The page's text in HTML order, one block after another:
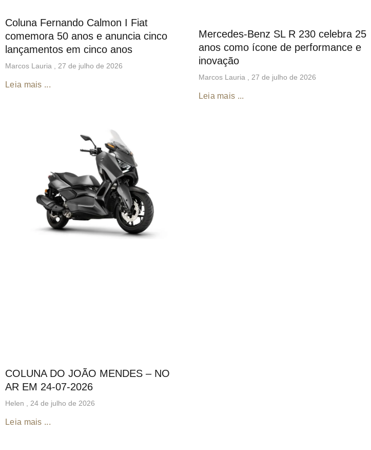
Coluna Fernando Calmon I Fiat
comemora 50 anos e anuncia cinco
lançamentos em cinco anos
Marcos Lauria 27 de julho de 2026
Leia mais ...
Mercedes-Benz SL R 230 celebra 25
anos como ícone de performance e
inovação
Marcos Lauria 27 de julho de 2026
Leia mais ...
COLUNA DO JOÃO MENDES – NO
AR EM 24-07-2026
Helen 24 de julho de 2026
Leia mais ...